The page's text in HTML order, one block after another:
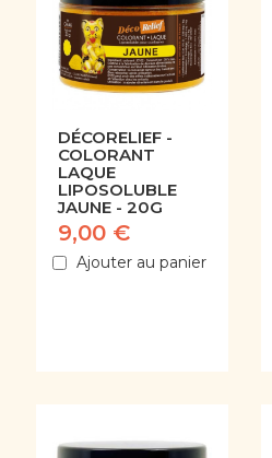
DÉCORELIEF -
COLORANT
LAQUE
LIPOSOLUBLE
JAUNE - 20G
9,00 €
Ajouter au panier